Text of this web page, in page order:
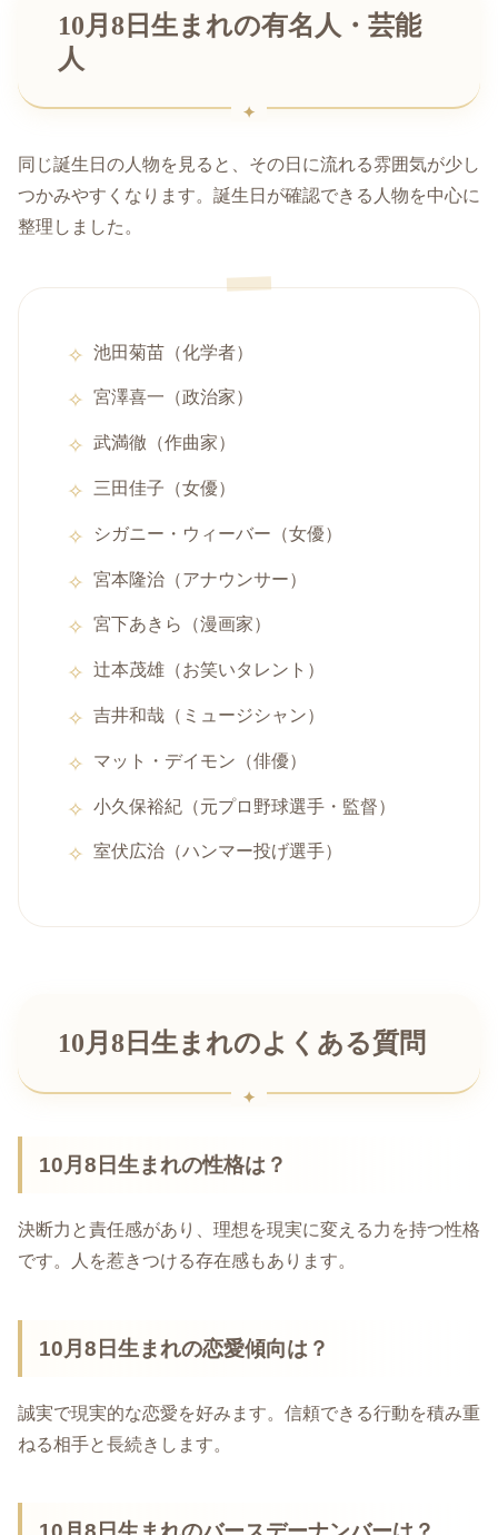
10月8日生まれの有名人・芸能
人
同じ誕生日の人物を見ると、その日に流れる雰囲気が少し
つかみやすくなります。誕生日が確認できる人物を中心に
整理しました。
池田菊苗（化学者）
宮澤喜一（政治家）
武満徹（作曲家）
三田佳子（女優）
シガニー・ウィーバー（女優）
宮本隆治（アナウンサー）
宮下あきら（漫画家）
辻本茂雄（お笑いタレント）
吉井和哉（ミュージシャン）
マット・デイモン（俳優）
小久保裕紀（元プロ野球選手・監督）
室伏広治（ハンマー投げ選手）
10月8日生まれのよくある質問
10月8日生まれの性格は？
決断力と責任感があり、理想を現実に変える力を持つ性格
です。人を惹きつける存在感もあります。
10月8日生まれの恋愛傾向は？
誠実で現実的な恋愛を好みます。信頼できる行動を積み重
ねる相手と長続きします。